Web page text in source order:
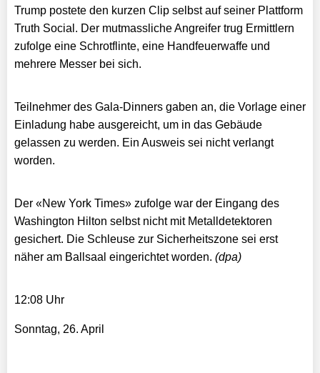
Trump postete den kurzen Clip selbst auf seiner Plattform
Truth Social. Der mutmassliche Angreifer trug Ermittlern
zufolge eine Schrotflinte, eine Handfeuerwaffe und
mehrere Messer bei sich.
Teilnehmer des Gala-Dinners gaben an, die Vorlage einer
Einladung habe ausgereicht, um in das Gebäude
gelassen zu werden. Ein Ausweis sei nicht verlangt
worden.
Der «New York Times» zufolge war der Eingang des
Washington Hilton selbst nicht mit Metalldetektoren
gesichert. Die Schleuse zur Sicherheitszone sei erst
näher am Ballsaal eingerichtet worden. (dpa)
12:08 Uhr
Sonntag, 26. April